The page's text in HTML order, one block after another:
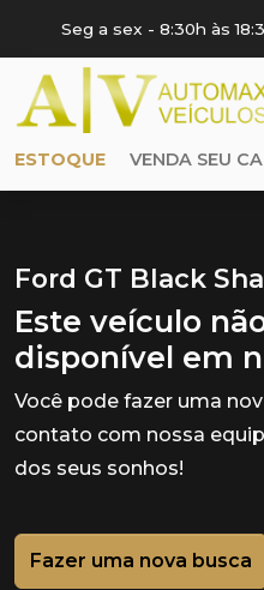
Seg a sex - 8:30h às
ESTOQUE VENDA SEU
Ford GT Black
Este veículo
disponível em
Você pode fazer uma
contato com nossa
dos seus sonhos!
Fazer uma nova busca